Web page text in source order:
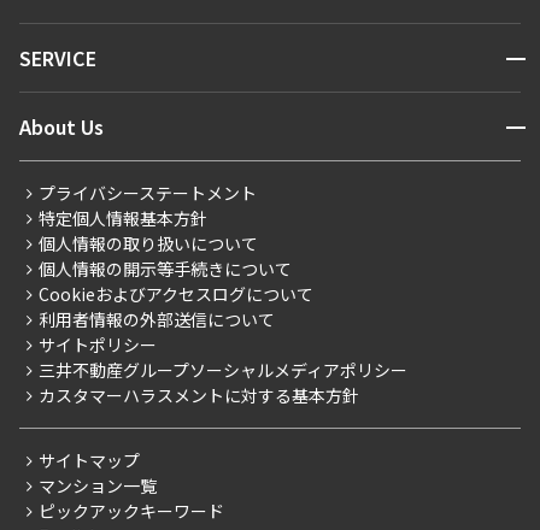
新着情報から探す
新着募集情報
こだわりから探す
こだわり一覧
プレミアムマンション
新築
当社限定（港区・渋谷区）
当社限定（港区・渋谷区以外）
三井不動産企画
賃料改定
フリーレント
マンションレポート
住まいのコラム
SERVICE 開閉
会員ページ
ご入居・提携サービス
お部屋探しからご契約まで
よくあるご質問
社宅紹介
【仲介会社様向け】当社仲介事業部取り扱い物件入居申込
About Us 開閉
会社情報
事業案内
採用情報
ニュースリリース
お問い合わせ
プライバシーステートメント
特定個人情報基本方針
個人情報の取り扱いについて
個人情報の開示等手続きについて
Cookieおよびアクセスログについて
利用者情報の外部送信について
サイトポリシー
三井不動産グループソーシャルメディアポリシー
カスタマーハラスメントに対する基本方針
サイトマップ
マンション一覧
ピックアックキーワード